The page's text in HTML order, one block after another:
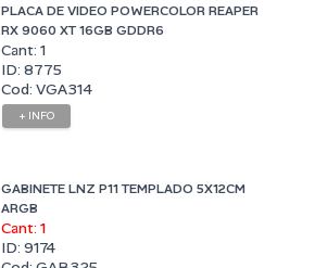
PLACA DE VIDEO POWERCOLOR REAPER
RX 9060 XT 16GB GDDR6
Cant: 1
ID: 8775
Cod: VGA314
+ INFO
GABINETE LNZ P11 TEMPLADO 5X12CM
ARGB
Cant: 1
ID: 9174